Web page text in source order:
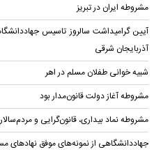
مشروطه ایران در تبریز
آیین گرامیداشت سالروز تاسیس
آذربایجان شرقی
شبیه خوانی طفلان مسلم در اهر
مشروطه آغاز دولت قانون‌مدار بود
مشروطه نماد بیداری، قانون‌گرایی و
جهاددانشگاهی از نمونه‌های موفق نهادهای